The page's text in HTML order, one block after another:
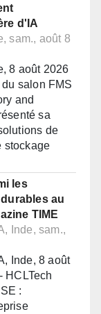
d'IA
sam., août 8
8 août 2026
salon FMS
and
sa
de
stockage
les
au
TIME
Inde, sam.,
Inde, 8 août
HCLTech
: